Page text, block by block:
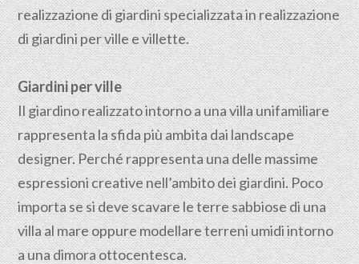
realizzazione di giardini specializzata in realizzazione
di giardini per ville e villette.
Giardini per ville
Il giardino realizzato intorno a una villa unifamiliare
rappresenta la sfida più ambita dai landscape
designer. Perché rappresenta una delle massime
espressioni creative nell’ambito dei giardini. Poco
importa se si deve scavare le terre sabbiose di una
villa al mare oppure modellare terreni umidi intorno
a una dimora ottocentesca.